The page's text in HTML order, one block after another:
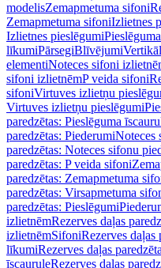
modelisZemapmetuma sifoni
Zemapmetuma sifoniIzlietnes
Izlietnes pieslēgumi
līkumiPārsegiBlīvējumi
elementiNoteces sifoni
sifoni izlietnēmP veida sifoni
sifoniVirtuves izlietņu
Virtuves izlietņu pieslēgumi
paredzētas: Pieslēguma
paredzētas: PiederumiNoteces
paredzētas: Noteces sifonu
paredzētas: P veida sifoni
paredzētas: Zemapmetuma
paredzētas: Virsapmetuma
paredzētas: Pieslēgumi
izlietnēmRezerves daļas
izlietnēmSifoniRezerves daļas
līkumiRezerves daļas
īscauruleRezerves daļas